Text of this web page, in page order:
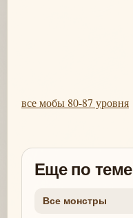
все мобы 80-87 уровня
Еще по теме
Все монстры